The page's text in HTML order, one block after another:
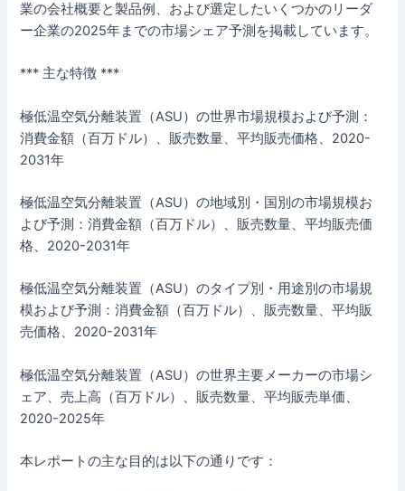
業の会社概要と製品例、および選定したいくつかのリーダ
ー企業の2025年までの市場シェア予測を掲載しています。
*** 主な特徴 ***
極低温空気分離装置（ASU）の世界市場規模および予測：
消費金額（百万ドル）、販売数量、平均販売価格、2020-
2031年
極低温空気分離装置（ASU）の地域別・国別の市場規模お
よび予測：消費金額（百万ドル）、販売数量、平均販売価
格、2020-2031年
極低温空気分離装置（ASU）のタイプ別・用途別の市場規
模および予測：消費金額（百万ドル）、販売数量、平均販
売価格、2020-2031年
極低温空気分離装置（ASU）の世界主要メーカーの市場シ
ェア、売上高（百万ドル）、販売数量、平均販売単価、
2020-2025年
本レポートの主な目的は以下の通りです：